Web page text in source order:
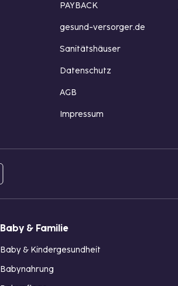
PAYBACK
gesund-versorger.de
Sanitätshäuser
Datenschutz
AGB
Impressum
Baby & Familie
Baby & Kindergesundheit
Babynahrung